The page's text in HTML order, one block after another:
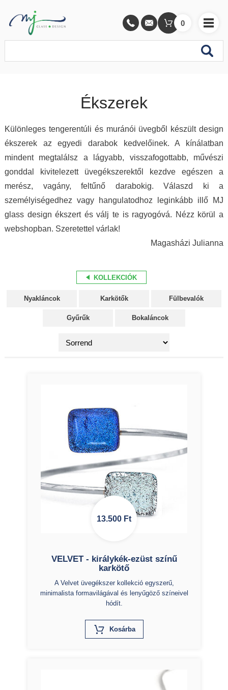
0
Ékszerek
Különleges tengerentúli és muránói üvegből készült design
ékszerek az egyedi darabok kedvelőinek. A kínálatban
mindent megtalálsz a lágyabb, visszafogottabb, művészi
gonddal kivitelezett üvegékszerektől kezdve egészen a
merész, vagány, feltűnő darabokig. Válaszd ki a
személyiségedhez vagy hangulatodhoz leginkább illő MJ
glass design ékszert és válj te is ragyogóvá. Nézz körül a
webshopban. Szeretettel várlak!
Magasházi Julianna
KOLLEKCIÓK
Nyakláncok Karkötők Fülbevalók
Gyűrűk Bokaláncok
13.500 Ft
VELVET - királykék-ezüst színű
karkötő
A Velvet üvegékszer kollekció egyszerű,
minimalista formavilágával és lenyűgöző színeivel
hódít.
KosárbaX